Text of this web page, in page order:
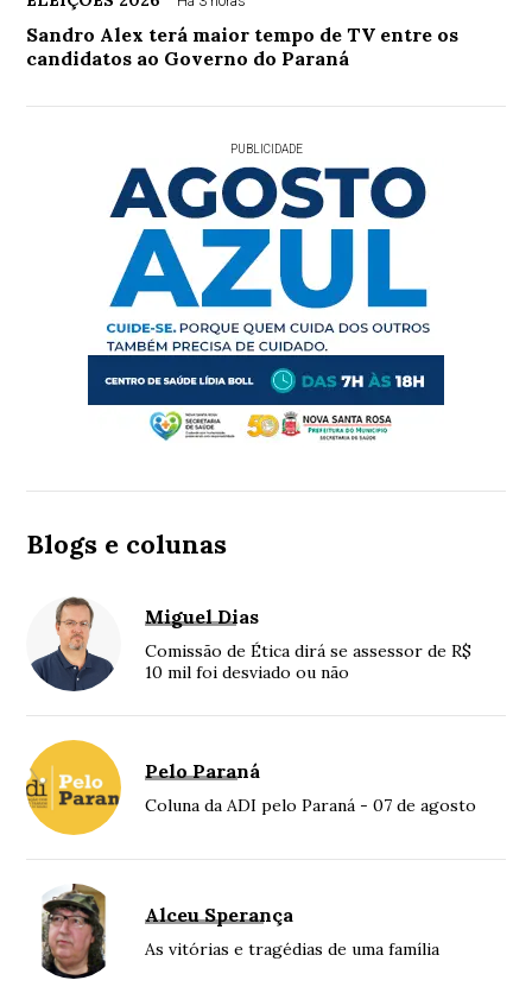
Sandro Alex terá maior tempo de TV entre os
candidatos ao Governo do Paraná
PUBLICIDADE
Blogs e colunas
Miguel Dias
Comissão de Ética dirá se assessor de R$
10 mil foi desviado ou não
Pelo Paraná
Coluna da ADI pelo Paraná - 07 de agosto
Alceu Sperança
As vitórias e tragédias de uma família